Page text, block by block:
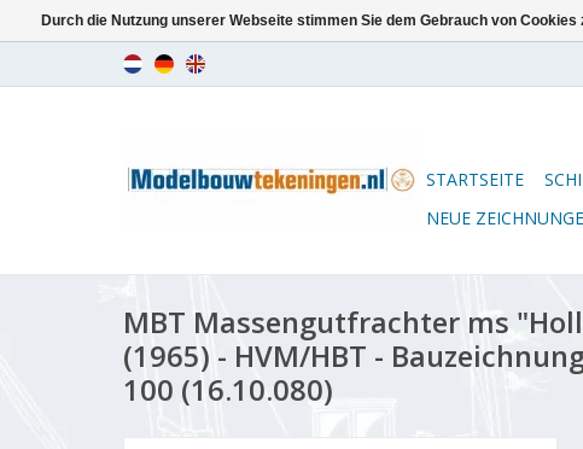
STARTSEITE
NEUE
MBT Massengutfrachter ms
(1965) - HVM/HBT -
100 (16.10.080)
Durch die Nutzung unserer Webseite stimmen Sie dem Gebrauch von